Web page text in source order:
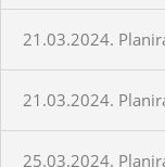
21.03.2024.
21.03.2024.
25.03.2024.